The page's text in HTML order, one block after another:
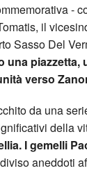
-
il
Sasso Del
una
verso
da una
della
I gemelli
aneddoti